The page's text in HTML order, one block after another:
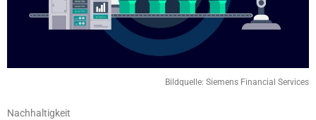
Bildquelle: Siemens Financial Services
Nachhaltigkeit